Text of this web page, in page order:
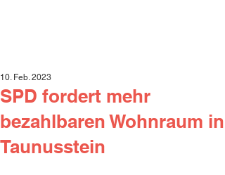
SPD fordert mehr
bezahlbaren Wohnraum in
Taunusstein
10. Feb. 2023